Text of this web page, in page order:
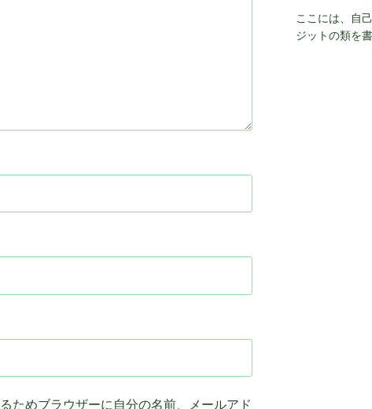
ためブラウザーに自分の名前、メールアド
ここには、自
ジットの類を